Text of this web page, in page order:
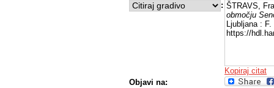
: ŠTRAVS,
območju
Ljubljana :
https://
Kopiraj citat
Objavi na: